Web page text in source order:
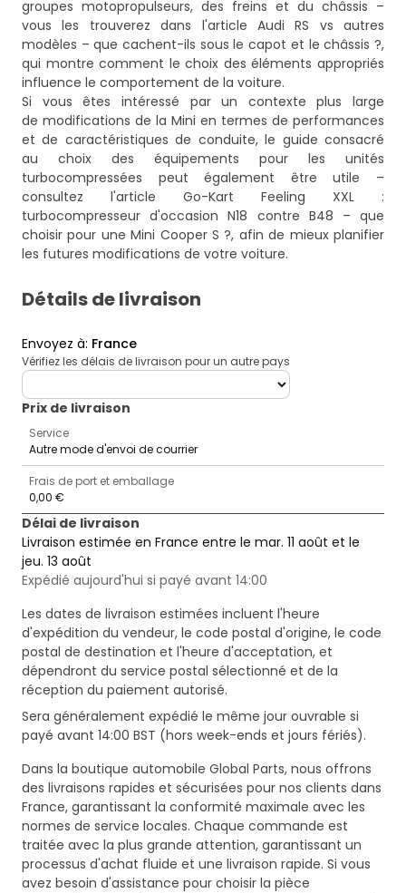
groupes motopropulseurs, des freins et du châssis –
vous les trouverez dans l'article Audi RS vs autres
modèles – que cachent-ils sous le capot et le châssis ?,
qui montre comment le choix des éléments appropriés
influence le comportement de la voiture.
Si vous êtes intéressé par un contexte plus large
de modifications de la Mini en termes de performances
et de caractéristiques de conduite, le guide consacré
au choix des équipements pour les unités
turbocompressées peut également être utile –
consultez l'article Go-Kart Feeling XXL :
turbocompresseur d'occasion N18 contre B48 – que
choisir pour une Mini Cooper S ?, afin de mieux planifier
les futures modifications de votre voiture.
Détails de livraison
Envoyez à: France
Vérifiez les délais de livraison pour un autre pays
deliveryCountry
Prix ​​de livraison
Service
Autre mode d'envoi de courrier
Frais de port et emballage
0,00 €
Délai de livraison
Livraison estimée en France entre le mar. 11 août et le
jeu. 13 août
Expédié aujourd'hui si payé avant 14:00
Les dates de livraison estimées incluent l'heure
d'expédition du vendeur, le code postal d'origine, le code
postal de destination et l'heure d'acceptation, et
dépendront du service postal sélectionné et de la
réception du paiement autorisé.
Sera généralement expédié le même jour ouvrable si
payé avant 14:00 BST (hors week-ends et jours fériés).
Dans la boutique automobile Global Parts, nous offrons
des livraisons rapides et sécurisées pour nos clients dans
France, garantissant la conformité maximale avec les
normes de service locales. Chaque commande est
traitée avec la plus grande attention, garantissant un
processus d'achat fluide et une livraison rapide. Si vous
avez besoin d'assistance pour choisir la pièce